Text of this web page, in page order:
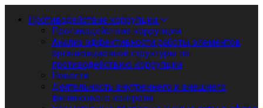
Противодействие коррупции
Противодействие коррупции
Анализ эффективности работы элементов
организационной структуры по
противодействию коррупции
Новости
Деятельность внутреннего и внешнего
финансового контроля